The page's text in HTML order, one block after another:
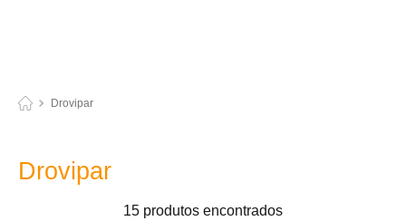
Drovipar
Drovipar
15 produtos
varal